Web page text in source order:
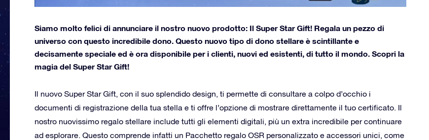
Siamo molto felici di annunciare il nostro nuovo prodotto: Il Super Star Gift! Regala un pezzo di
universo con questo incredibile dono. Questo nuovo tipo di dono stellare è scintillante e
decisamente speciale ed è ora disponibile per i clienti, nuovi ed esistenti, di tutto il mondo. Scopri la
magia del Super Star Gift!
Il nuovo Super Star Gift, con il suo splendido design, ti permette di consultare a colpo d’occhio i
documenti di registrazione della tua stella e ti offre l’opzione di mostrare direttamente il tuo certificato. Il
nostro nuovissimo regalo stellare include tutti gli elementi digitali, più un extra incredibile per continuare
ad esplorare. Questo comprende infatti un Pacchetto regalo OSR personalizzato e accessori unici, come